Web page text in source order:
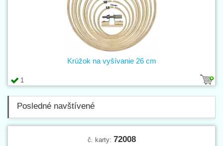
1
Krúžok na vyšívanie 26 cm
Posledné navštívené
č. karty: 72008